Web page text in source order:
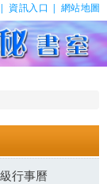
資訊入口 | 網站地圖
行事曆